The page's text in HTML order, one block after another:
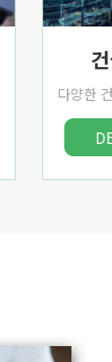
다양한